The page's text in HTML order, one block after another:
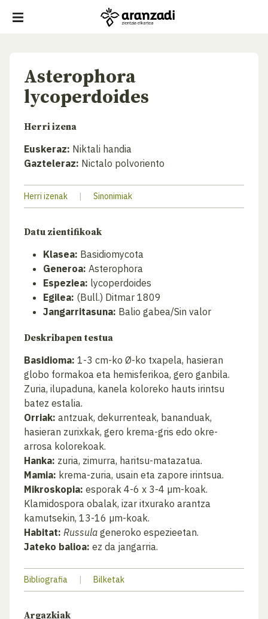
Asterophora
lycoperdoides
Herri izena
Euskeraz: Niktali handia
Gazteleraz: Nictalo polvoriento
Herri izenak | Sinonimiak
Datu zientifikoak
Klasea: Basidiomycota
Generoa: Asterophora
Espeziea: lycoperdoides
Egilea: (Bull.) Ditmar 1809
Jangarritasuna: Balio gabea/Sin valor
Deskribapen testua
Basidioma: 1-3 cm-ko Ø-ko txapela, hasieran
globo formakoa eta hemisferikoa, gero ganbila.
Zuria, ilupaduna, kanela koloreko hauts irintsu
batez estalia.
Orriak: antzuak, dekurrenteak, bananduak,
hasieran zurixkak, gero krema-gris edo okre-
arrosa kolorekoak.
Hanka: zuria, zimurra, haritsu-matazatua.
Mamia: krema-zuria, usain eta zapore irintsua.
Mikroskopia: esporak 4-6 x 3-4 µm-koak.
Klamidospora obalak, izar itxurako arantza
kamutsekin, 13-16 µm-koak.
Habitat: Russula generoko espezieetan.
Jateko balioa: ez da jangarria.
Bibliografia | Bilketak
Argazkiak